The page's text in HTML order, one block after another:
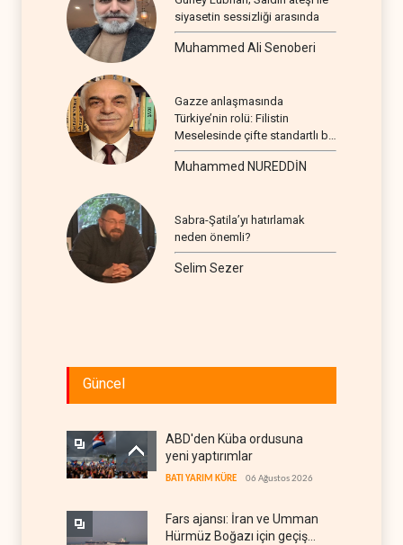
siyasetin sessizliği arasında
Muhammed Ali Senoberi
Gazze anlaşmasında
Türkiye’nin rolü: Filistin
Meselesinde çifte standartlı bir
seyir
Muhammed NUREDDİN
Sabra-Şatila’yı hatırlamak
neden önemli?
Selim Sezer
Güncel
ABD'den Küba ordusuna
yeni yaptırımlar
BATI YARIM KÜRE 06 Ağustos 2026
Fars ajansı: İran ve Umman
Hürmüz Boğazı için geçiş